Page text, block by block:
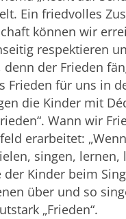
Ein friedvolles
können wir
respektieren
denn der Frieden
Frieden für uns in
die Kinder mit
Wann wir
erarbeitet:
singen, lernen,
der Kinder beim
über und so
„Frieden“.